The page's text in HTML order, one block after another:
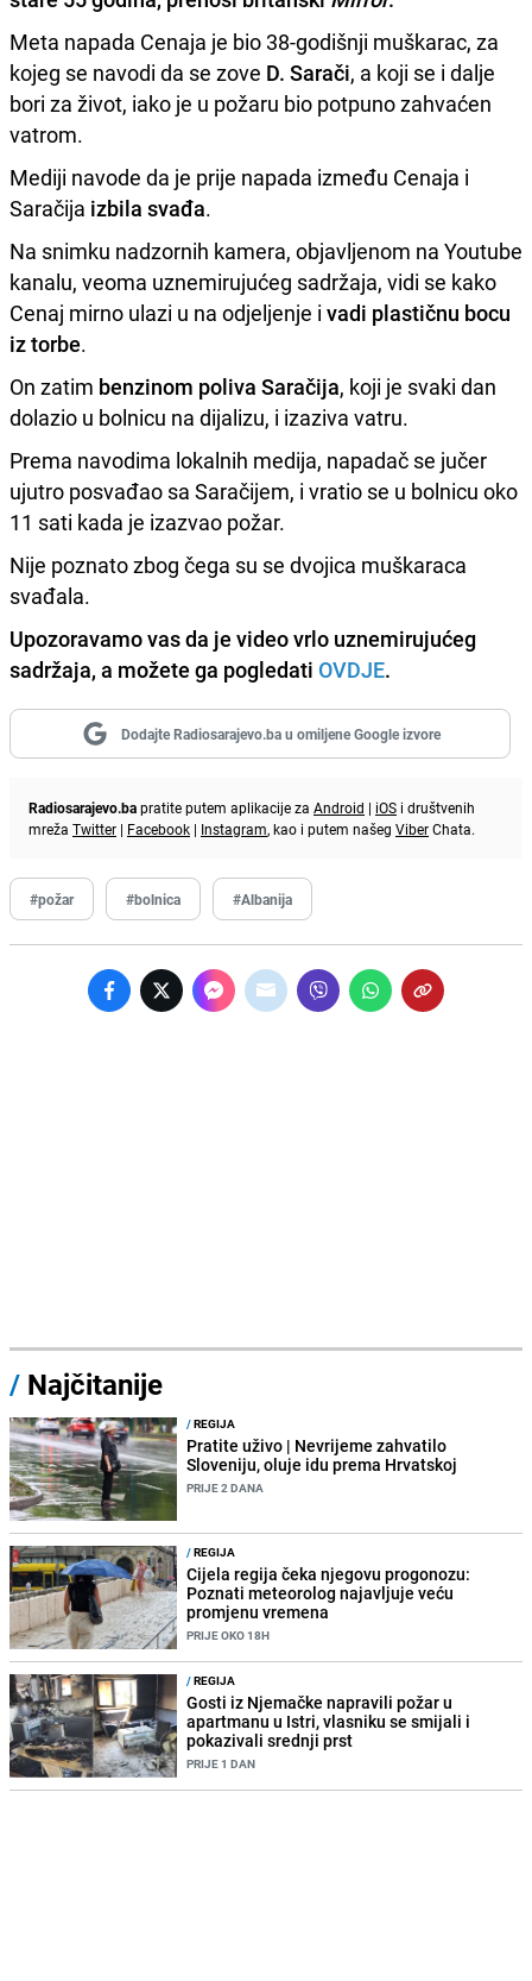
Meta napada Cenaja je bio 38-godišnji muškarac, za
kojeg se navodi da se zove D. Sarači, a koji se i dalje
bori za život, iako je u požaru bio potpuno zahvaćen
vatrom.
Mediji navode da je prije napada između Cenaja i
Saračija izbila svađa.
Na snimku nadzornih kamera, objavljenom na Youtube
kanalu, veoma uznemirujućeg sadržaja, vidi se kako
Cenaj mirno ulazi u na odjeljenje i vadi plastičnu bocu
iz torbe.
On zatim benzinom poliva Saračija, koji je svaki dan
dolazio u bolnicu na dijalizu, i izaziva vatru.
Prema navodima lokalnih medija, napadač se jučer
ujutro posvađao sa Saračijem, i vratio se u bolnicu oko
11 sati kada je izazvao požar.
Nije poznato zbog čega su se dvojica muškaraca
svađala.
Upozoravamo vas da je video vrlo uznemirujućeg
sadržaja, a možete ga pogledati OVDJE.
Dodajte Radiosarajevo.ba u omiljene Google izvore
Radiosarajevo.bapratite putem aplikacije za Android | iOS i društvenih
mreža Twitter | Facebook | Instagram, kao i putem našeg ViberChata.
#požar #bolnica #Albanija
/ Najčitanije
/REGIJA
Pratite uživo | Nevrijeme zahvatilo
Sloveniju, oluje idu prema Hrvatskoj
PRIJE 2 DANA
/REGIJA
Cijela regija čeka njegovu progonozu:
Poznati meteorolog najavljuje veću
promjenu vremena
PRIJE OKO 18H
/REGIJA
Gosti iz Njemačke napravili požar u
apartmanu u Istri, vlasniku se smijali i
pokazivali srednji prst
PRIJE 1 DAN